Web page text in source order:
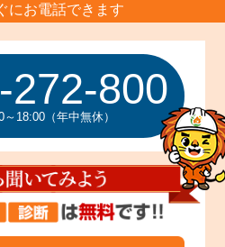
にお電話できます
272-800
18:00（年中無休）